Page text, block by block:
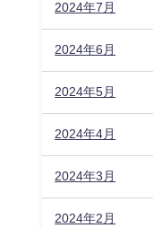
2024年7月
2024年6月
2024年5月
2024年4月
2024年3月
2024年2月